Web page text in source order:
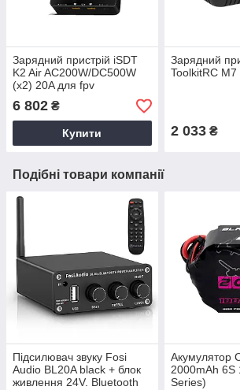
Зарядний пристрій iSDT
K2 Air AC200W/DC500W
(x2) 20A для fpv
6 802 ₴
Купити
Зарядний
ToolkitRC
2 033₴
Подібні товари компанії
Підсилювач звуку Fosi
Audio BL20A black + блок
живлення 24V. Bluetooth
Акумулятор
2000mAh 6S
Series)